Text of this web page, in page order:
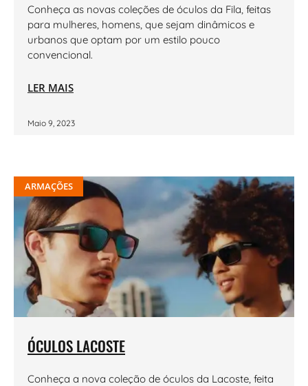
Conheça as novas coleções de óculos da Fila, feitas
para mulheres, homens, que sejam dinâmicos e
urbanos que optam por um estilo pouco
convencional.
LER MAIS
Maio 9, 2023
ARMAÇÕES
ÓCULOS LACOSTE
Conheça a nova coleção de óculos da Lacoste, feita